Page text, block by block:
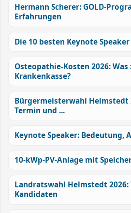
Hermann Scherer: GOLD-
Erfahrungen
Die 10 besten Keynote
Osteopathie-Kosten 2026:
Krankenkasse?
Bürgermeisterwahl Helmstedt
Termin und ...
Keynote Speaker: Bedeutung,
10-kWp-PV-Anlage mit
Landratswahl Helmstedt 2026:
Kandidaten